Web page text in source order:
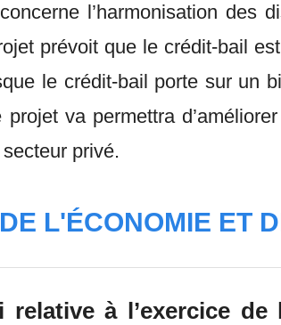
l’harmonisation des
prévoit que le crédit-bail
le crédit-bail porte sur un
projet va permettra
privé.
L'ÉCONOMIE ET
relative à l’exercice